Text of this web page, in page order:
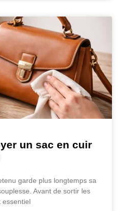
un sac en cuir
garde plus longtemps sa
Avant de sortir les
essentiel